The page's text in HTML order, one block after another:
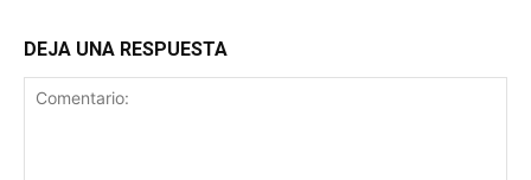
DEJA UNA RESPUESTA